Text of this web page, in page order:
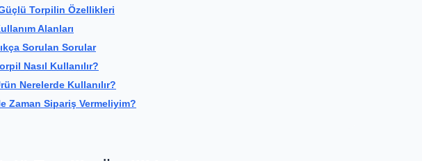
Torpilin Özellikleri
Alanları
Sorulan Sorular
Nasıl Kullanılır?
Nerelerde Kullanılır?
Zaman Sipariş Vermeliyim?